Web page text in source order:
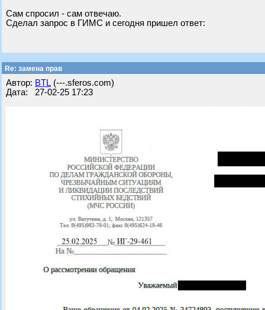
Сам спросил - сам отвечаю.
Сделал запрос в ГИМС и сегодня пришел ответ:
Re: замена прав
Автор: BTL (---.sferos.com)
Дата: 27-02-25 17:23